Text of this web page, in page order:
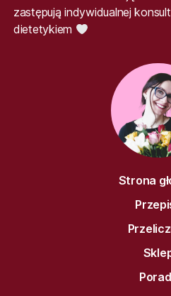
zastępują indywidualnej
dietetykiem
Strona